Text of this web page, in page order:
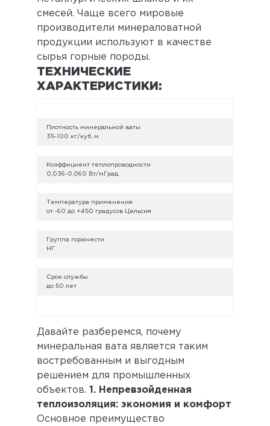
смесей. Чаще всего мировые
производители минераловатной
продукции используют в качестве
сырья горные породы.
ТЕХНИЧЕСКИЕ
ХАРАКТЕРИСТИКИ:
Плотность минеральной ваты
35-100 кг/куб. м
Коэффициент теплопроводности
0,036-0,060 Вт/мГрад.
Температура применения
от -60 до +450 градусов Цельсия
Группа горючести
НГ
Срок службы
до 50 лет
Давайте разберемся, почему
минеральная вата является таким
востребованным и выгодным
решением для промышленных
объектов. 1. Непревзойденная
теплоизоляция: экономия и комфорт
Основное преимущество